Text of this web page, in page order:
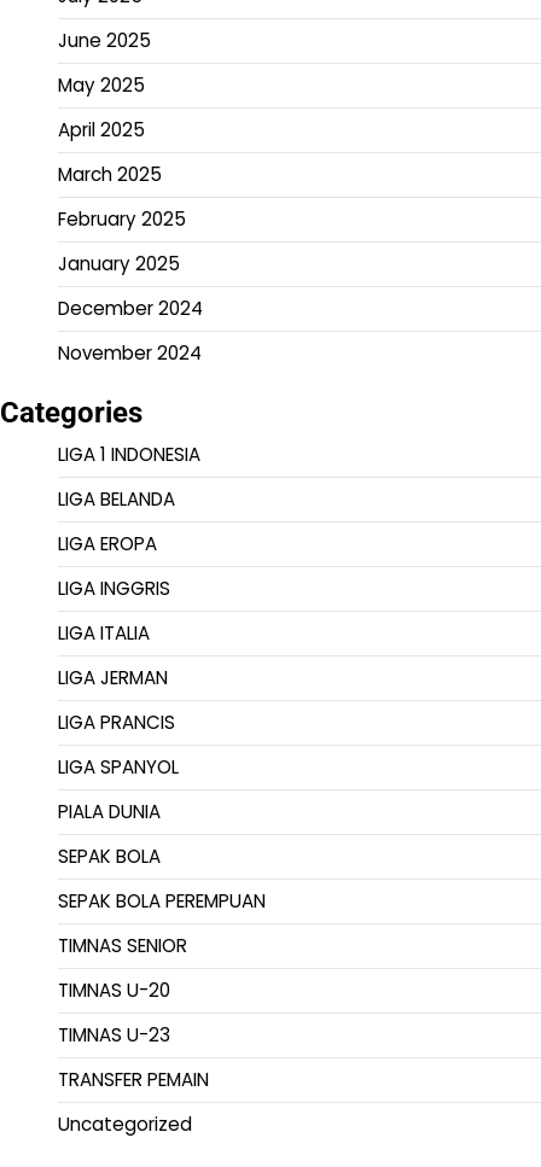
June 2025
May 2025
April 2025
March 2025
February 2025
January 2025
December 2024
November 2024
Categories
LIGA 1 INDONESIA
LIGA BELANDA
LIGA EROPA
LIGA INGGRIS
LIGA ITALIA
LIGA JERMAN
LIGA PRANCIS
LIGA SPANYOL
PIALA DUNIA
SEPAK BOLA
SEPAK BOLA PEREMPUAN
TIMNAS SENIOR
TIMNAS U-20
TIMNAS U-23
TRANSFER PEMAIN
Uncategorized